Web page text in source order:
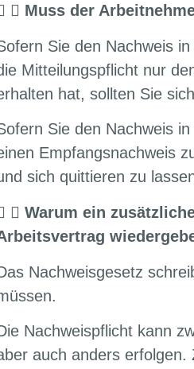
Muss der
Sie den Nachweis
Mitteilungspflicht nur
hat, sollten Sie
Sie den Nachweis
Empfangsnachweis
sich quittieren zu
Warum ein
Nachweisgesetz
Nachweispflicht kann
auch anders erfolgen.